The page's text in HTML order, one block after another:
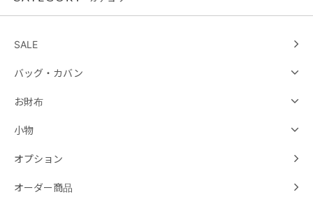
SALE
バッグ・カバン
お財布
小物
オプション
オーダー商品